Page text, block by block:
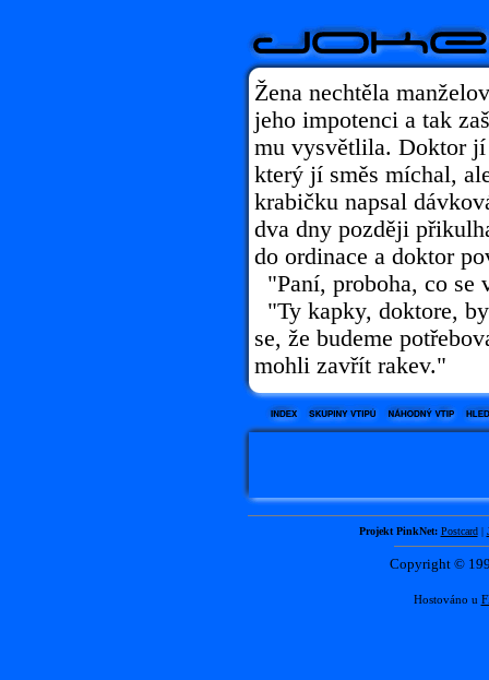
Žena nechtěla
jeho impotenci a tak
mu vysvětlila. Doktor
který jí směs míchal,
krabičku napsal
dva dny později
do ordinace a doktor
"Paní, proboha, co se
"Ty kapky, doktore,
se, že budeme
mohli zavřít rakev."
Projekt PinkNet: Postcard|
Copyright ©
Hostováno u